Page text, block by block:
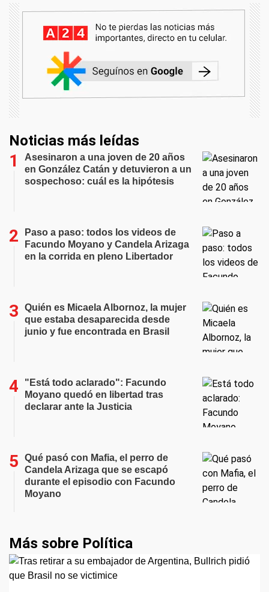
Noticias más leídas
Asesinaron a una joven de 20 años
en González Catán y detuvieron a un
sospechoso: cuál es la hipótesis
Paso a paso: todos los videos de
Facundo Moyano y Candela Arizaga
en la corrida en pleno Libertador
Quién es Micaela Albornoz, la mujer
que estaba desaparecida desde
junio y fue encontrada en Brasil
"Está todo aclarado": Facundo
Moyano quedó en libertad tras
declarar ante la Justicia
Qué pasó con Mafia, el perro de
Candela Arizaga que se escapó
durante el episodio con Facundo
Moyano
Más sobre Política